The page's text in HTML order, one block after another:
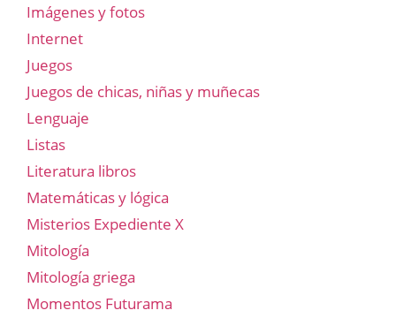
Imágenes y fotos
Internet
Juegos
Juegos de chicas, niñas y muñecas
Lenguaje
Listas
Literatura libros
Matemáticas y lógica
Misterios Expediente X
Mitología
Mitología griega
Momentos Futurama